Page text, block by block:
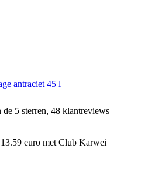
antraciet 45 l
5 sterren, 48 klantreviews
euro met Club Karwei